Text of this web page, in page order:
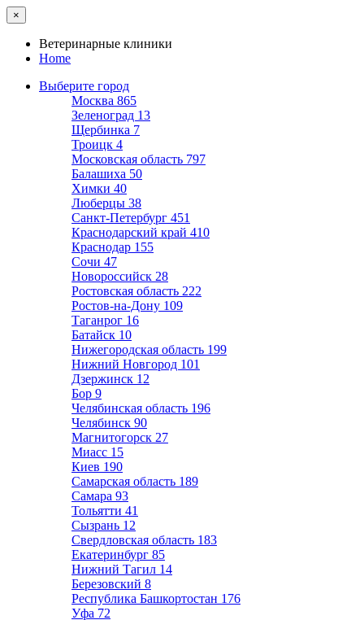
×
Ветеринарные клиники
Home
Выберите город
Москва 865
Зеленоград 13
Щербинка 7
Троицк 4
Московская область 797
Балашиха 50
Химки 40
Люберцы 38
Санкт-Петербург 451
Краснодарский край 410
Краснодар 155
Сочи 47
Новороссийск 28
Ростовская область 222
Ростов-на-Дону 109
Таганрог 16
Батайск 10
Нижегородская область 199
Нижний Новгород 101
Дзержинск 12
Бор 9
Челябинская область 196
Челябинск 90
Магнитогорск 27
Миасс 15
Киев 190
Самарская область 189
Самара 93
Тольятти 41
Сызрань 12
Свердловская область 183
Екатеринбург 85
Нижний Тагил 14
Березовский 8
Республика Башкортостан 176
Уфа 72